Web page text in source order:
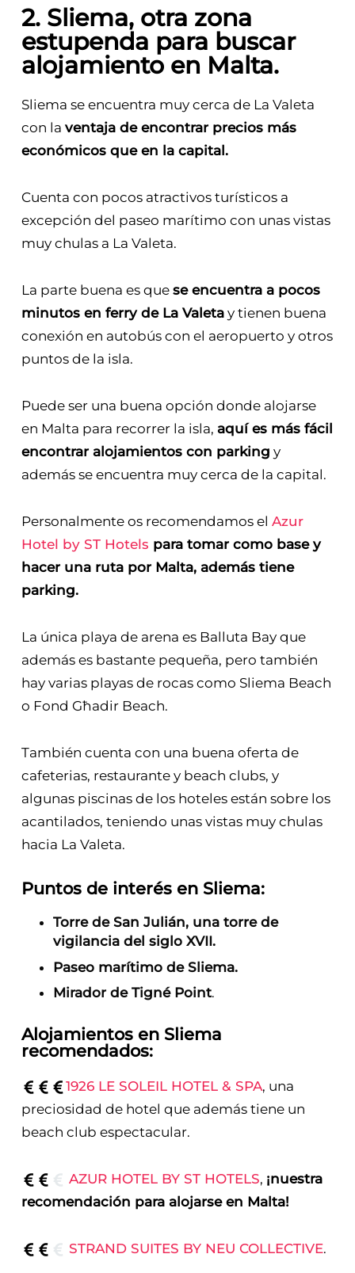
2. Sliema, otra zona
estupenda para buscar
alojamiento en Malta.
Sliema se encuentra muy cerca de La Valeta
con la ventaja de encontrar precios más
económicos que en la capital.
Cuenta con pocos atractivos turísticos a
excepción del paseo marítimo con unas vistas
muy chulas a La Valeta.
La parte buena es que se encuentra a pocos
minutos en ferry de La Valetay tienen buena
conexión en autobús con el aeropuerto y otros
puntos de la isla.
Puede ser una buena opción donde alojarse
en Malta para recorrer la isla, aquí es más fácil
encontrar alojamientos con parking y
además se encuentra muy cerca de la capital.
Personalmente os recomendamos el Azur
Hotel by ST Hotels para tomar como base y
hacer una ruta por Malta, además tiene
parking.
La única playa de arena es Balluta Bay que
además es bastante pequeña, pero también
hay varias playas de rocas como Sliema Beach
o Fond Għadir Beach.
También cuenta con una buena oferta de
cafeterias, restaurante y beach clubs, y
algunas piscinas de los hoteles están sobre los
acantilados, teniendo unas vistas muy chulas
hacia La Valeta.
Puntos de interés en Sliema:
Torre de San Julián, una torre de
vigilancia del siglo XVII.
Paseo marítimo de Sliema.
Mirador de Tigné Point.
Alojamientos en Sliema
recomendados:
1926 LE SOLEIL HOTEL & SPA, una
preciosidad de hotel que además tiene un
beach club espectacular.
AZUR HOTEL BY ST HOTELS, ¡nuestra
recomendación para alojarse en Malta!
STRAND SUITES BY NEU COLLECTIVE.